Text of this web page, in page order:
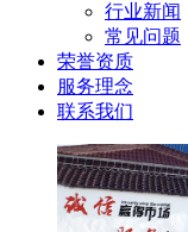
行业新闻
常见问题
荣誉资质
服务理念
联系我们